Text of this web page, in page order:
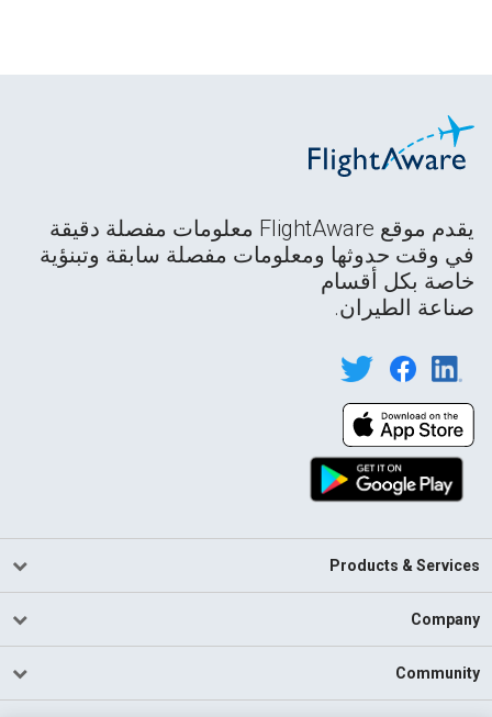
يقدم موقع FlightAware معلومات مفصلة دقيقة
في وقت حدوثها ومعلومات مفصلة سابقة وتبنؤية
خاصة بكل أقسام
صناعة الطيران.
Products & Services
Company
Community